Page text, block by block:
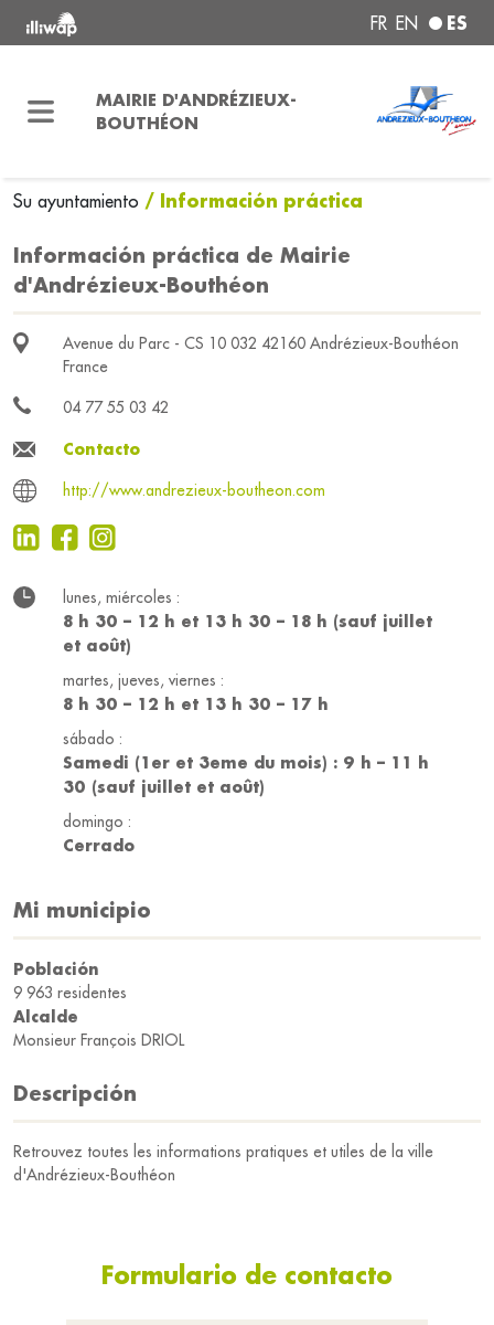
FR EN ES
MAIRIE D'ANDRÉZIEUX-
BOUTHÉON
Su ayuntamiento / Información práctica
Información práctica de Mairie
d'Andrézieux-Bouthéon
Avenue du Parc - CS 10 032 42160 Andrézieux-Bouthéon
France
04 77 55 03 42
Contacto
http://www.andrezieux-boutheon.com
lunes, miércoles :
8 h 30 – 12 h et 13 h 30 – 18 h (sauf juillet
et août)
martes, jueves, viernes :
8 h 30 – 12 h et 13 h 30 – 17 h
sábado :
Samedi (1er et 3eme du mois) : 9 h – 11 h
30 (sauf juillet et août)
domingo :
Cerrado
Mi municipio
Población
9 963 residentes
Alcalde
Monsieur François DRIOL
Descripción
Retrouvez toutes les informations pratiques et utiles de la ville
d'Andrézieux-Bouthéon
Formulario de contacto